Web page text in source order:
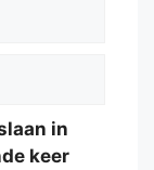
in
keer